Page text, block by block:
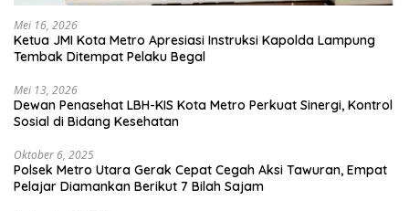
Mei 16, 2026
Ketua JMI Kota Metro Apresiasi Instruksi Kapolda Lampung
Tembak Ditempat Pelaku Begal
Mei 13, 2026
Dewan Penasehat LBH-KIS Kota Metro Perkuat Sinergi, Kontrol
Sosial di Bidang Kesehatan
Oktober 6, 2025
Polsek Metro Utara Gerak Cepat Cegah Aksi Tawuran, Empat
Pelajar Diamankan Berikut 7 Bilah Sajam